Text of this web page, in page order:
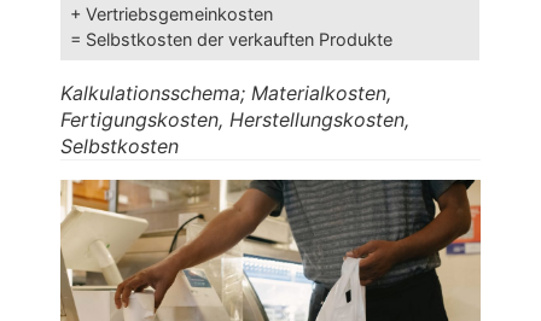
+ Vertriebsgemeinkosten
= Selbstkosten der verkauften Produkte
Kalkulationsschema; Materialkosten,
Fertigungskosten, Herstellungskosten,
Selbstkosten